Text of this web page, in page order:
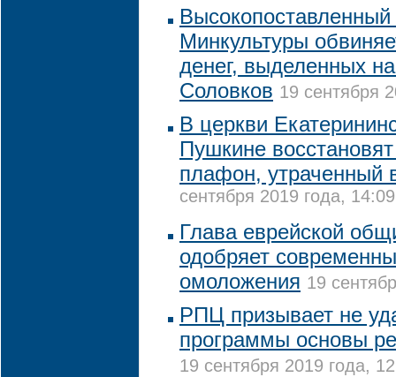
Высокопоставленный
Минкультуры
денег, выделенных
Соловков 19 сентября
В церкви
Пушкине
плафон, утраченный
сентября 2019 года, 14:09
Глава еврейской
одобряет
омоложения 19
РПЦ призывает не
программы основы
19 сентября 2019 года,